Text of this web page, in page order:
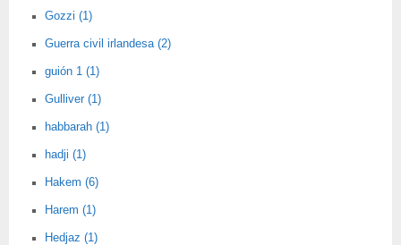
Gozzi (1)
Guerra civil irlandesa (2)
guión 1 (1)
Gulliver (1)
habbarah (1)
hadji (1)
Hakem (6)
Harem (1)
Hedjaz (1)